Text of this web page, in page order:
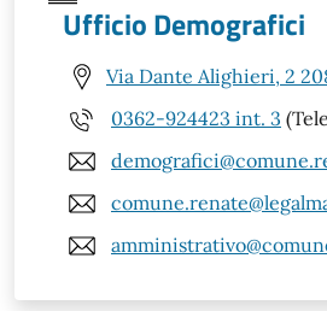
Ufficio Demografici
Via Dante Alighieri, 2
0362-924423 int. 3